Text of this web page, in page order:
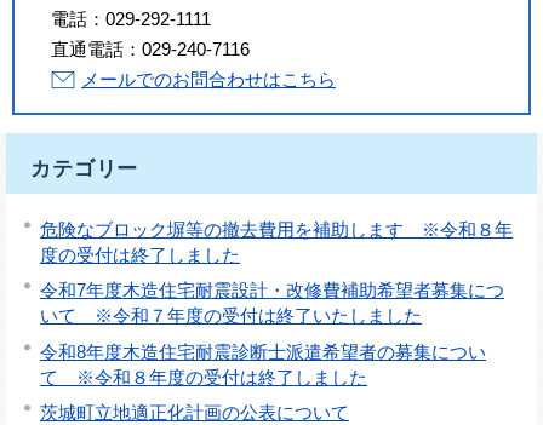
電話： 029-292-1111
直通電話： 029-240-7116
メールでのお問合わせはこちら
カテゴリー
危険なブロック塀等の撤去費用を補助します ※令和８年
度の受付は終了しました
令和7年度木造住宅耐震設計・改修費補助希望者募集につ
いて ※令和７年度の受付は終了いたしました
令和8年度木造住宅耐震診断士派遣希望者の募集につい
て ※令和８年度の受付は終了しました
茨城町立地適正化計画の公表について